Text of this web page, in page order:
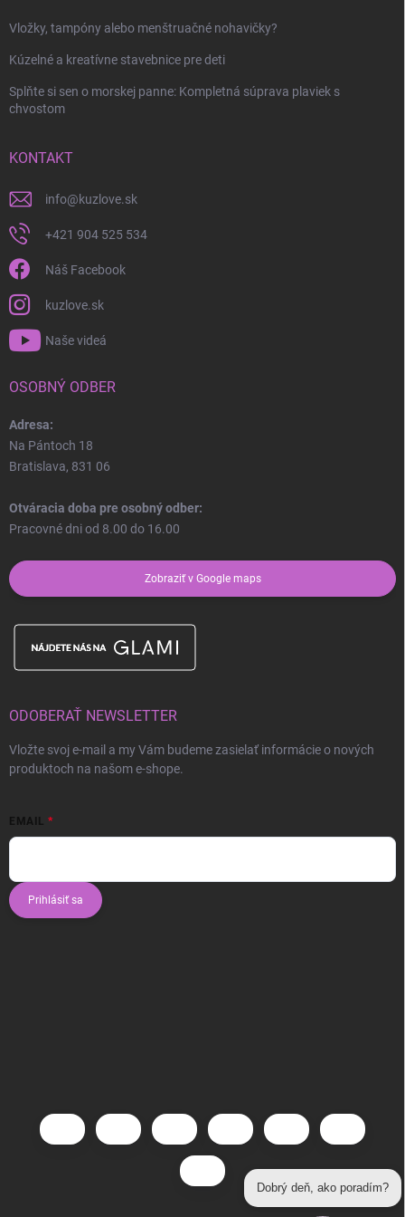
Vložky, tampóny alebo menštruačné nohavičky?
Kúzelné a kreatívne stavebnice pre deti
Splňte si sen o morskej panne: Kompletná súprava plaviek s
chvostom
KONTAKT
info@kuzlove.sk
+421 904 525 534
Náš Facebook
kuzlove.sk
Naše videá
OSOBNÝ ODBER
Adresa:
Na Pántoch 18
Bratislava, 831 06
Otváracia doba pre osobný odber:
Pracovné dni od 8.00 do 16.00
Zobraziť v Google maps
ODOBERAŤ NEWSLETTER
Vložte svoj e-mail a my Vám budeme zasielať informácie o nových
produktoch na našom e-shope.
EMAIL
Prihlásiť sa
Dobrý deň, ako poradím?